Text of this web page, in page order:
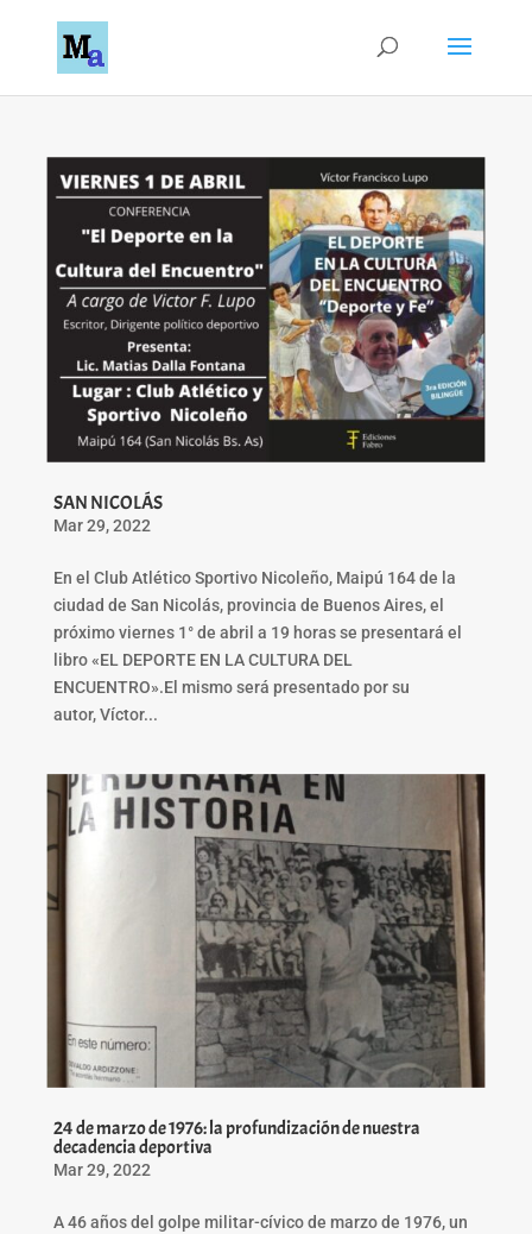
SAN NICOLÁS
Mar 29, 2022
En el Club Atlético Sportivo Nicoleño, Maipú 164 de la
ciudad de San Nicolás, provincia de Buenos Aires, el
próximo viernes 1° de abril a 19 horas se presentará el
libro «EL DEPORTE EN LA CULTURA DEL
ENCUENTRO».El mismo será presentado por su
autor, Víctor...
24 de marzo de 1976: la profundización de nuestra
decadencia deportiva
Mar 29, 2022
A 46 años del golpe militar-cívico de marzo de 1976, un